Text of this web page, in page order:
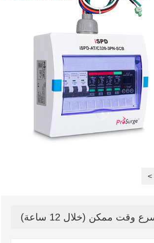
<
ممكن (خلال 12 ساعة)